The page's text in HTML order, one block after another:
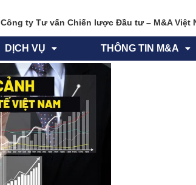
Công ty Tư vấn Chiến lược Đầu tư – M&A Việt
DỊCH VỤ THÔNG TIN M&A